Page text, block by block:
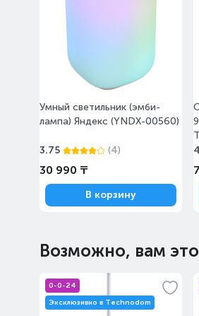
Умный светильник (эмби-
лампа) Яндекс (YNDX-00560)
3.75 (4)
30 990 ₸
В корзину
4
Возможно, вам
0-0-24
Эксклюзивно в Technodom